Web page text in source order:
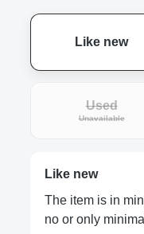
Like new
Used
Unavailable
(This
Like new
The item is in
no or only